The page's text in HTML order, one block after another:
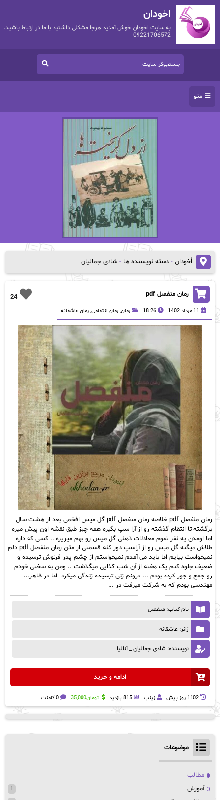
اخودان
به سایت اخودان خوش آمدید هرجا مشکلی داشتید با ما در ارتباط باشید.
09221706572
منو
اُخودان- دسته نویسنده ها - شادی جمالیان
24 رمان منفصل pdf
11 مرداد 1402 18:26 رمان, رمان انتقامی, رمان عاشقانه
رمان منفصل pdf خلاصه رمان منفصل pdf گل میس افخمی بعد از هشت سال
برگشته تا انتقام گذشته رو از آرا سپ بگیره همه چیز طبق نقشه اون پیش میره
اما اومدن یه نفر تموم معادلات ذهنی گل میس رو بهم میریزه .. کسی که داره
طلاش میگنه گل میس رو از آراسپ دور کنه قسمتی از متن رمان منفصل pdf دلم
نمیخواست بیایم اما باید می آمدم نمیخواستم از چشم پدر فرنوش ترسیده و
ضعیف جلوه کنم یک هفته از آن شب کذایی میگذشت .. ومن به سختی خودم
رو جمع و جور کرده بودم ... درونم زنی ترسیده زندگی میکرد اما در ظاهر...
مهندسی بودم که به شرکت میرفت در ...
نام کتاب: منفصل
ژانر: عاشقانه
نویسنده: شادی جمالیان _ آنالیا
ادامه و خرید
1102 روز پيش زینب 815 بازدید تومان35,000 0 کامنت
موضوعات
مطالب
آموزش
1